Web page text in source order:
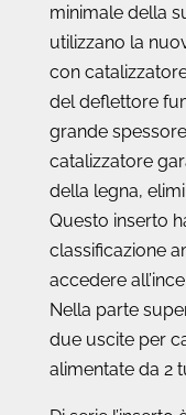
minimale della
utilizzano la
con
del deflettore
grande
catalizzatore
della legna,
Questo inserto
classificazione
accedere
Nella parte
due uscite per
alimentate da 2